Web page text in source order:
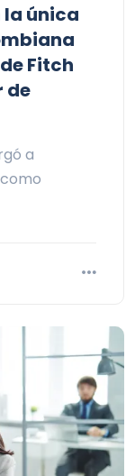
la única
Fitch
de
a